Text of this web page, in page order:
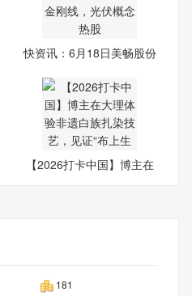
快资讯：6月18日美畅股份
【2026打卡中国】博主在
181